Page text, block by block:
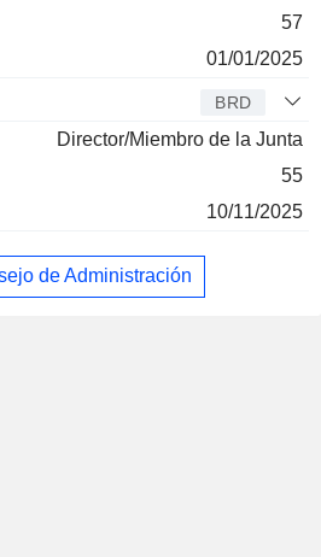
57
01/01/2025
BRD
Director/Miembro de la Junta
55
10/11/2025
de Administración